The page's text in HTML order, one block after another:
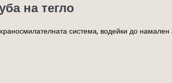
на тегло
система, водейки до намален